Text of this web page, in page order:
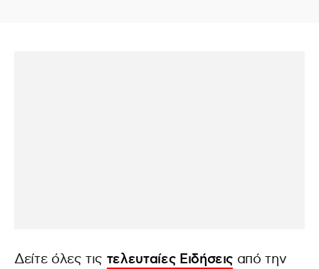
Δείτε όλες τις τελευταίες Ειδήσεις από την